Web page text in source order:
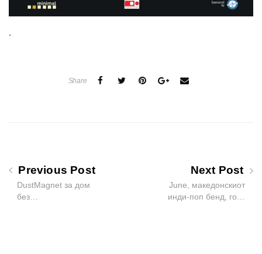
.
Share
Previous Post
DustMagnet за дом
без…
Next Post
June, македонскиот
инди-поп бенд, го…